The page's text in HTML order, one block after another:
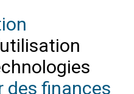
des finances